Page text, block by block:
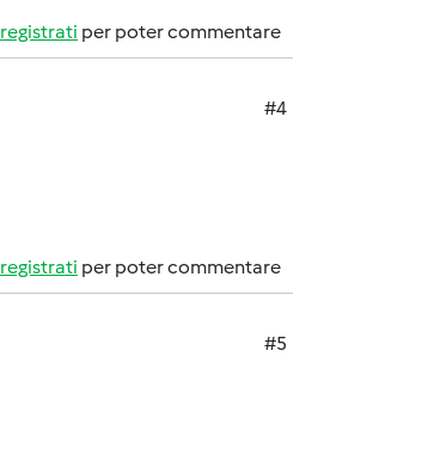
registrati per poter commentare
#4
registrati per poter commentare
#5